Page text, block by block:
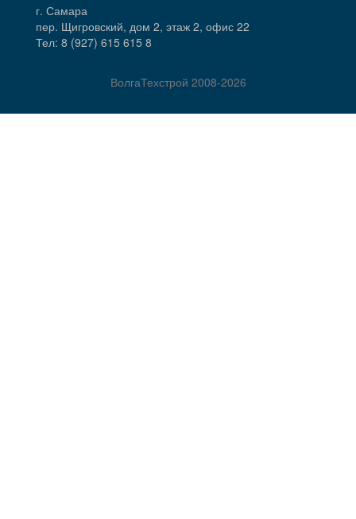
г. Самара
пер. Щигровский, дом 2, этаж 2, офис 22
Тел: 8 (927) 615 615 8
ВолгаТехстрой 2008-2026